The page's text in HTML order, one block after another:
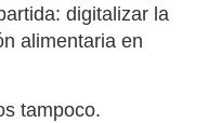
digitalizar la
alimentaria en
tampoco.